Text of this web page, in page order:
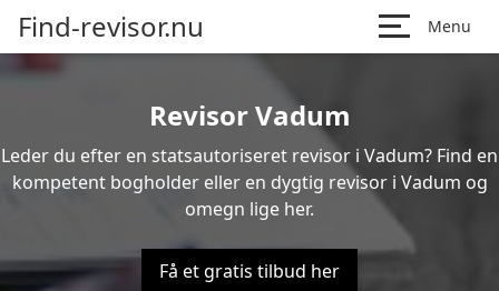
Find-revisor.nu Menu
Revisor Vadum
Leder du efter en statsautoriseret revisor i Vadum? Find en
kompetent bogholder eller en dygtig revisor i Vadum og
omegn lige her.
Få et gratis tilbud her